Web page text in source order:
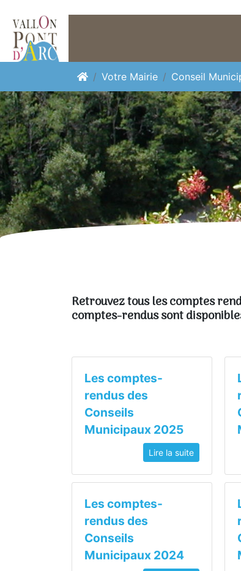
Votre Mairie Conseil
Retrouvez tous les comptes
comptes-rendus sont
Les comptes-
rendus des
Conseils
Municipaux 2025
Lire la suite
Les comptes-
rendus des
Conseils
Municipaux 2024